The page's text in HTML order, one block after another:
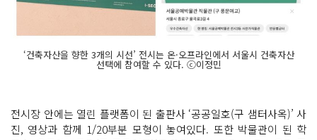
‘건축자산을 향한 3개의 시선’ 전시는 온·오프라인에서 서울시 건축자산
선택에 참여할 수 있다. ⓒ이정민
전시장 안에는 열린 플랫폼이 된 출판사 ‘공공일호(구 샘터사옥)’ 사
진, 영상과 함께 1/20부분 모형이 놓여있다. 또한 박물관이 된 학